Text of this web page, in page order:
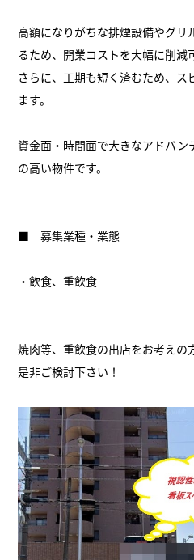
高額になりがちな排煙設備やグ
るため、開業コストを大幅に削減
さらに、工期も短く済むため、ス
ます。
資金面・時間面で大きなアドバ
の高い物件です。
■ 募集業種・業態
・飲食、重飲食
焼肉等、重飲食の出店をお考えの
是非ご検討下さい！